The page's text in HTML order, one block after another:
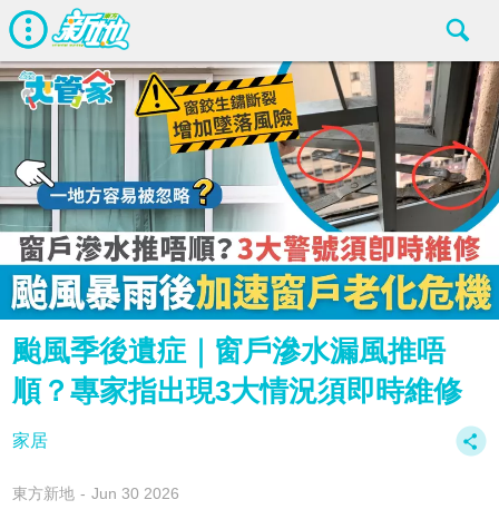
颱風季後遺症｜窗戶滲水漏風推唔
順？專家指出現3大情況須即時維修
家居
東方新地 Jun 30 2026